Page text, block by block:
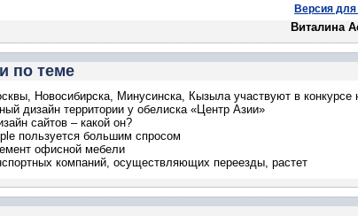
Версия для
Виталина
по теме
Новосибирска, Минусинска, Кызыла участвуют в конкурсе
дизайн территории у обелиска «Центр Азии»
сайтов – какой он?
пользуется большим спросом
офисной мебели
компаний, осуществляющих переезды, растет